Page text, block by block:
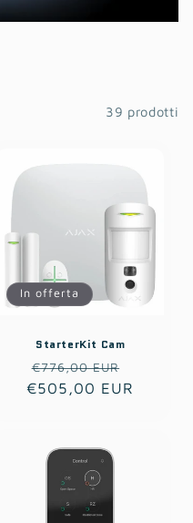
39 prodotti
In offerta
StarterKit Cam
Prezzo
di
€776,00 EUR
€505,00 EUR